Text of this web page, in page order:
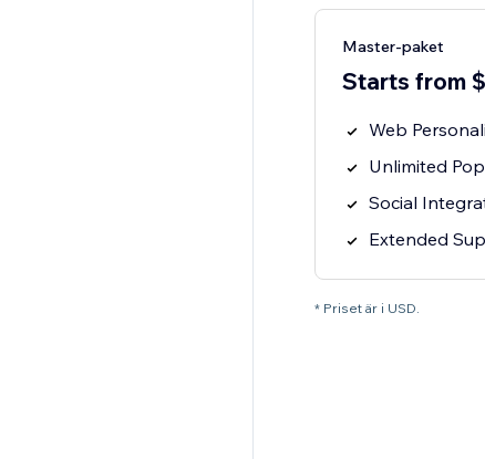
Master-paket
Starts from
Web
Unlimited
Social
Extended
* Priset är i USD.